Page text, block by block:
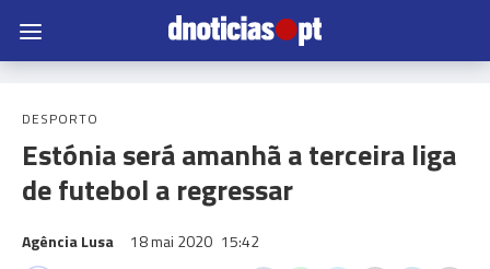
DESPORTO
Estónia será amanhã a terceira liga
de futebol a regressar
Agência Lusa 18 mai 2020 15:42